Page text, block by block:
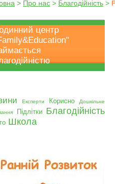
> Про нас > Благодійність >
центр
Експерти Корисно
Дошкільне
Підлітки Благодійність
Школа